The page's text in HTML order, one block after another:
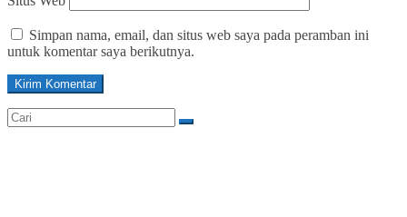
Simpan nama, email, dan situs web saya pada peramban ini
untuk komentar saya berikutnya.